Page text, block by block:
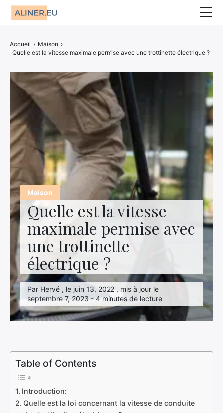
Maison
Quelle est la vitesse
maximale permise avec
une trottinette
électrique ?
Par Hervé , le juin 13, 2022 , mis à jour le
septembre 7, 2023 - 4 minutes de lecture
Accueil › Maison ›
Quelle est la vitesse maximale permise avec une trottinette électrique ?
Table of Contents
Introduction:
Quelle est la loi concernant la vitesse de conduite
Décoration
Jardin
Maison
Mariage
CBD
Bien-être
Entreprise
Finance
Hightech
Immobilier
Loisirs
Maison
Marketing
Voyage